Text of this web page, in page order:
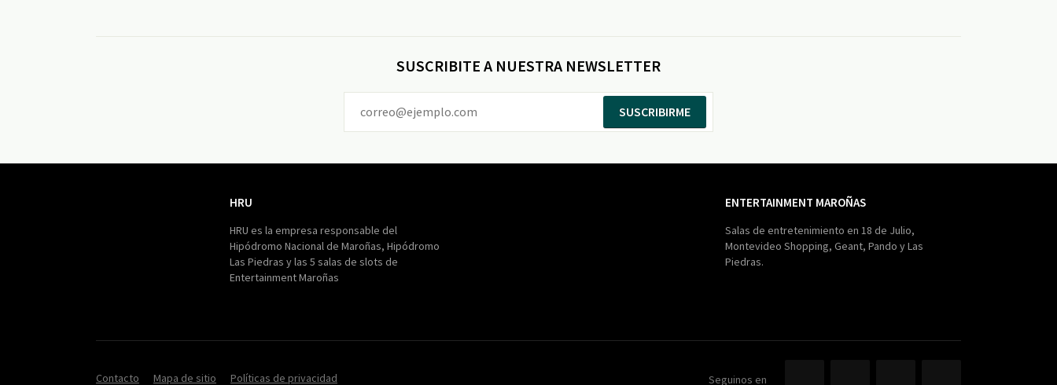
SUSCRIBITE A NUESTRA NEWSLETTER
SUSCRIBIRME
HRU
HRU es la empresa responsable del
Hipódromo Nacional de Maroñas, Hipódromo
Las Piedras y las 5 salas de slots de
Entertainment Maroñas
ENTERTAINMENT MAROÑAS
Salas de entretenimiento en 18 de Julio,
Montevideo Shopping, Geant, Pando y Las
Piedras.
Contacto Mapa de sitio Políticas de privacidad Seguinos en